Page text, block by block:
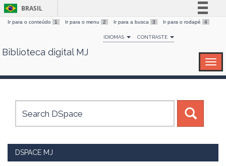
Skip
BRASIL
Simplifique!
Comunica BR
Canais
Ir para o conteúdo 1 Ir para o menu 2 Ir para a busca 3 Ir para o rodapé 4
IDIOMAS CONTRASTE
Biblioteca digital MJ
DSPACE MJ